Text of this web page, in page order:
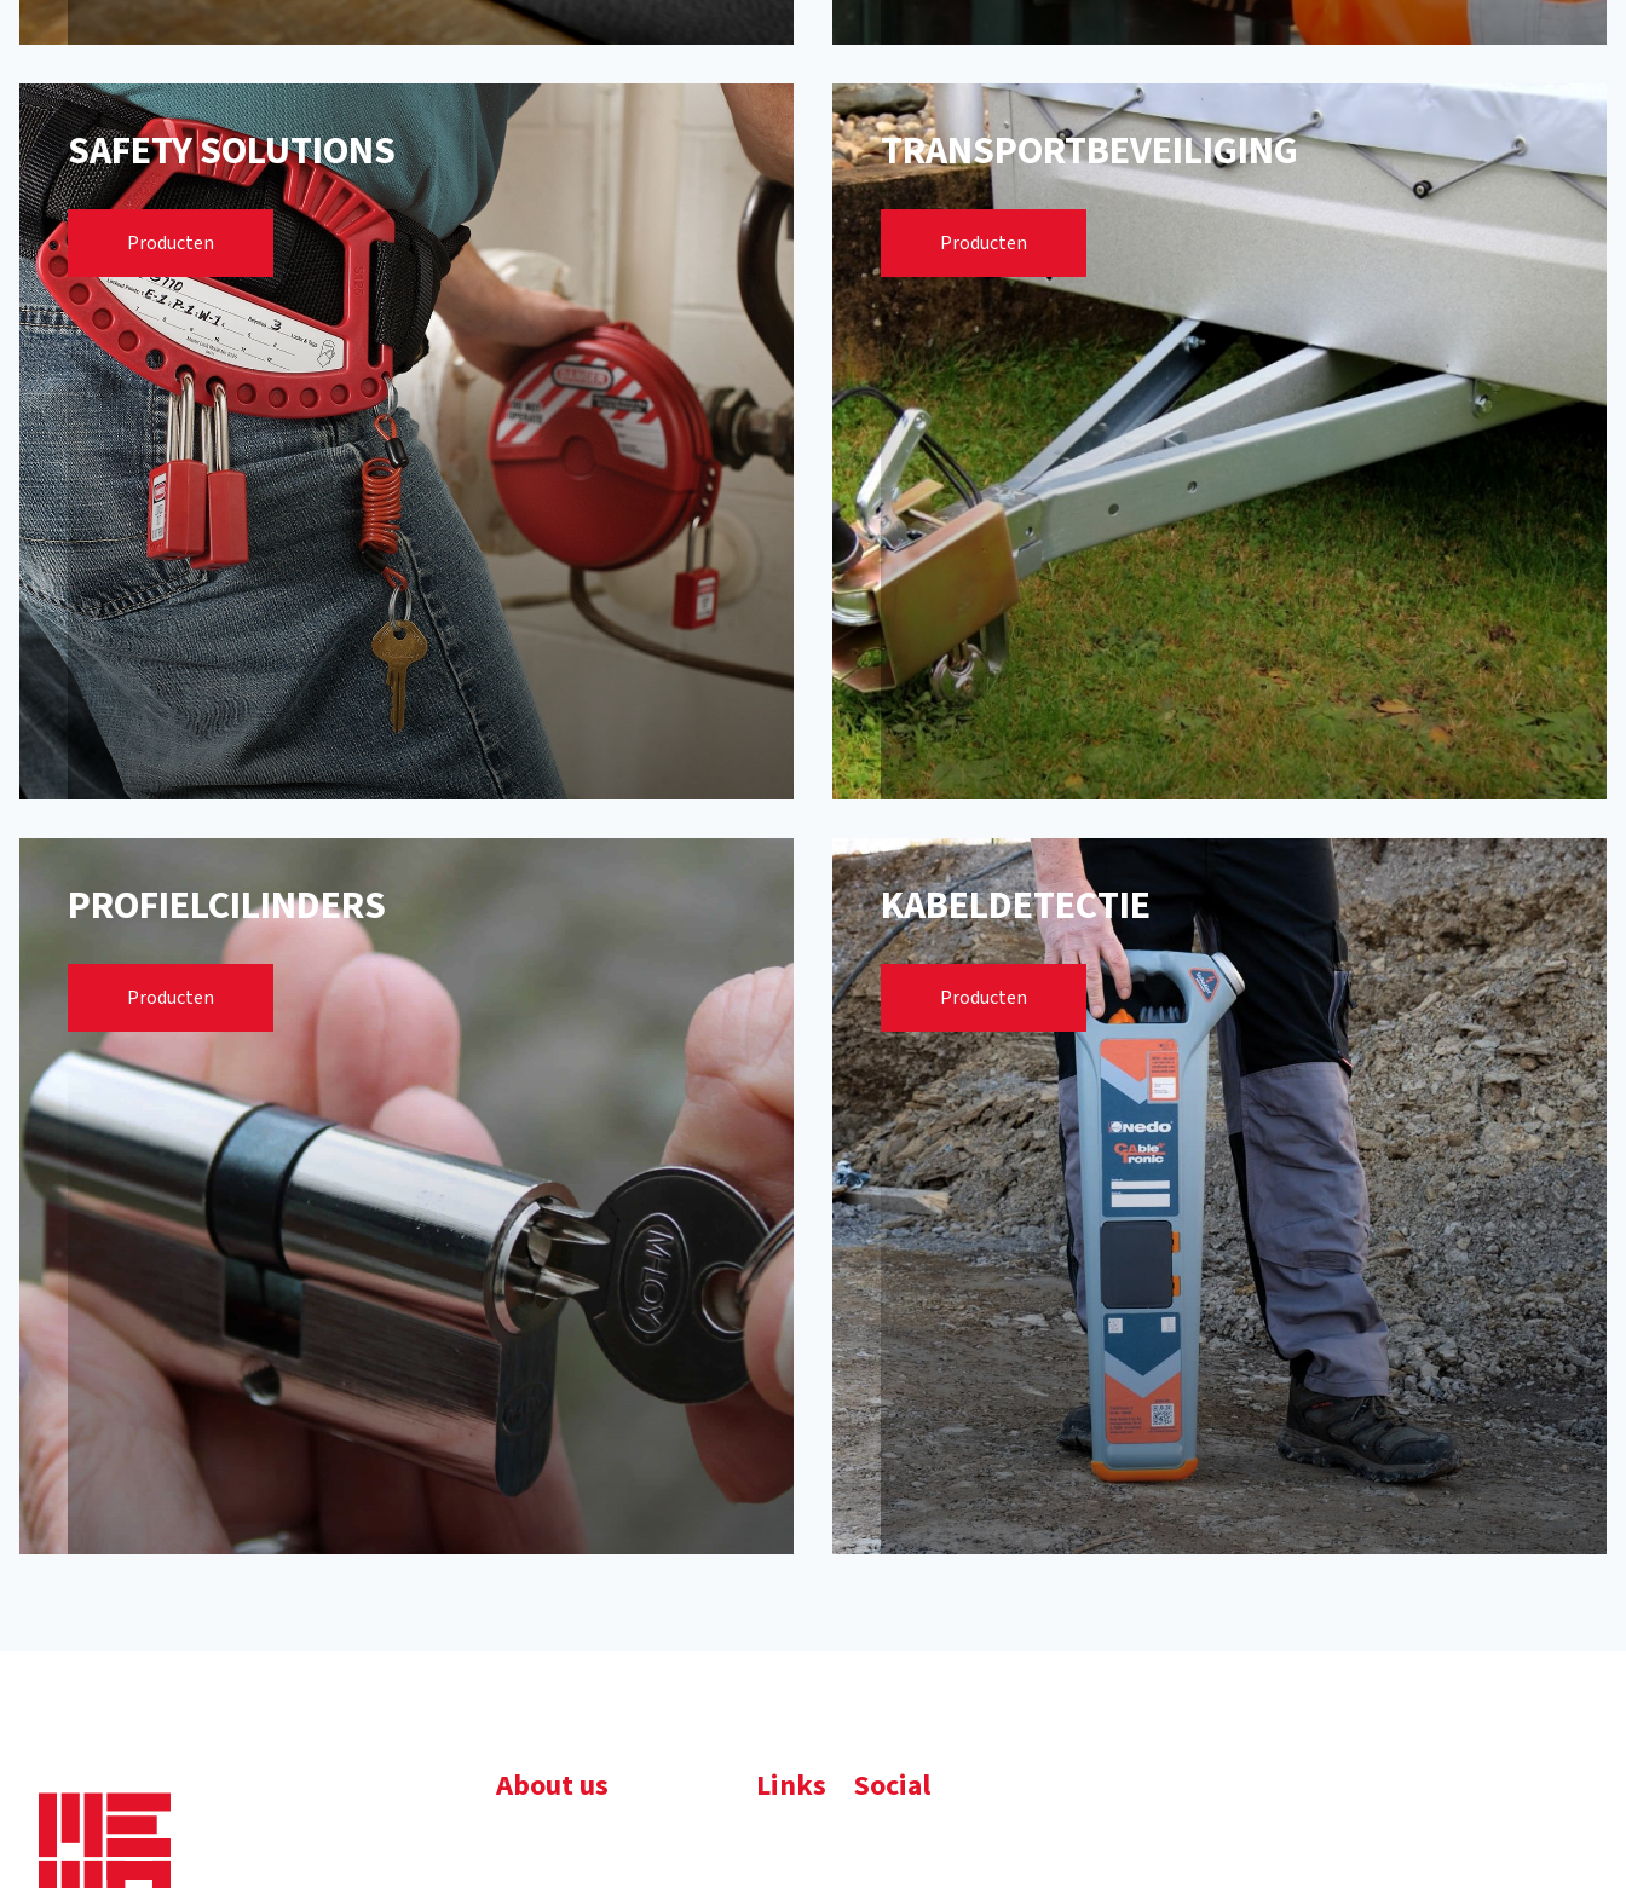
SAFETY SOLUTIONS
Safety hangsloten
Kabelvergrendeling / klepafsluiters
Stroomonderbrekers
Circuitbrekers / wandschakelaar
Lockoutstations
Koffer / tas
Producten
TRANSPORTBEVEILIGING
Disselkappen
Hardstalen kettingen
Wielklemmen
Producten
PROFIELCILINDERS
Europrofielcilinders
Universele automatencilinders
Sleutels Europrofielcilinders
Producten
KABELDETECTIE
Detectiesysteem
Producten
About us Links Social